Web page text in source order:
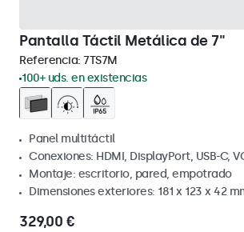
Pantalla Táctil Metálica de 7"
Referencia: 7TS7M
100+ uds. en existencias
Panel multitáctil
Conexiones: HDMI, DisplayPort, USB-C,
Montaje: escritorio, pared, empotrado
Dimensiones exteriores: 181 x 123 x 42
329,00 €